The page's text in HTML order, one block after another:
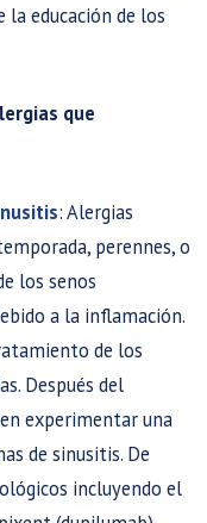
educación de los
que
: Alergias
perennes, o
los senos
a la inflamación.
de los
Después del
experimentar una
de sinusitis. De
incluyendo el